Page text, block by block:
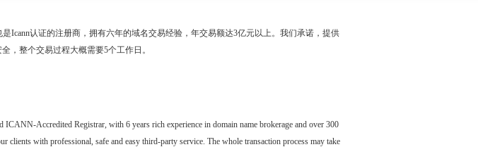
Icann认证的注册商，拥有六年的域名交易经验，年交易额达3亿元以上。我们承诺，提供
，整个交易过程大概需要5个工作日。
Accredited Registrar, with 6 years rich experience in domain name brokerage and over 300
clients with professional, safe and easy third-party service. The whole transaction process may take